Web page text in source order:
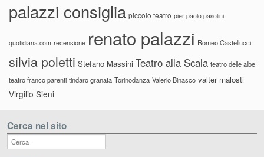
palazzi consiglia piccolo teatro pier paolo pasolini
quotidiana.com recensione renato palazzi Romeo Castellucci
silvia poletti Stefano Massini Teatro alla Scala teatro delle albe
teatro franco parenti tindaro granata Torinodanza Valerio Binasco valter malosti
Virgilio Sieni
Cerca nel sito